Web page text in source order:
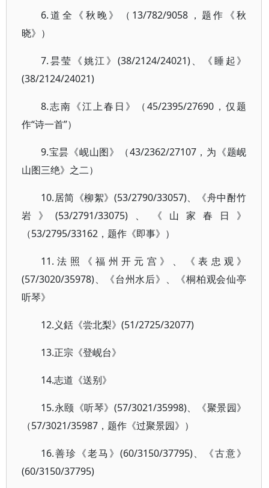
6.道全《秋晚》（13/782/9058，题作《秋
晓》）
7.昙莹《姚江》(38/2124/24021)、《睡起》
(38/2124/24021)
8.志南《江上春日》（45/2395/27690，仅题
作“诗一首”）
9.宝昙《岘山图》（43/2362/27107，为《题岘
山图三绝》之二）
10.居简《柳絮》(53/2790/33057)、《舟中酎竹
岩》(53/2791/33075)、《山家春日》
（53/2795/33162，题作《即事》）
11.法照《福州开元宫》、《表忠观》
(57/3020/35978)、《台州水后》、《桐柏观会仙亭
听琴》
12.义銛《尝北梨》(51/2725/32077)
13.正宗《登岘台》
14.志道《送别》
15.永颐《听琴》(57/3021/35998)、《聚景园》
（57/3021/35987，题作《过聚景园》）
16.善珍《老马》(60/3150/37795)、《古意》
(60/3150/37795)